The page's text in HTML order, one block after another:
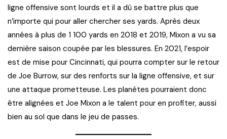
ligne offensive sont lourds et il a dû se battre plus que
n’importe qui pour aller chercher ses yards. Après deux
années à plus de 1 100 yards en 2018 et 2019, Mixon a vu sa
dernière saison coupée par les blessures. En 2021, l’espoir
est de mise pour Cincinnati, qui pourra compter sur le retour
de Joe Burrow, sur des renforts sur la ligne offensive, et sur
une attaque prometteuse. Les planètes pourraient donc
être alignées et Joe Mixon a le talent pour en profiter, aussi
bien au sol que dans le jeu de passes.